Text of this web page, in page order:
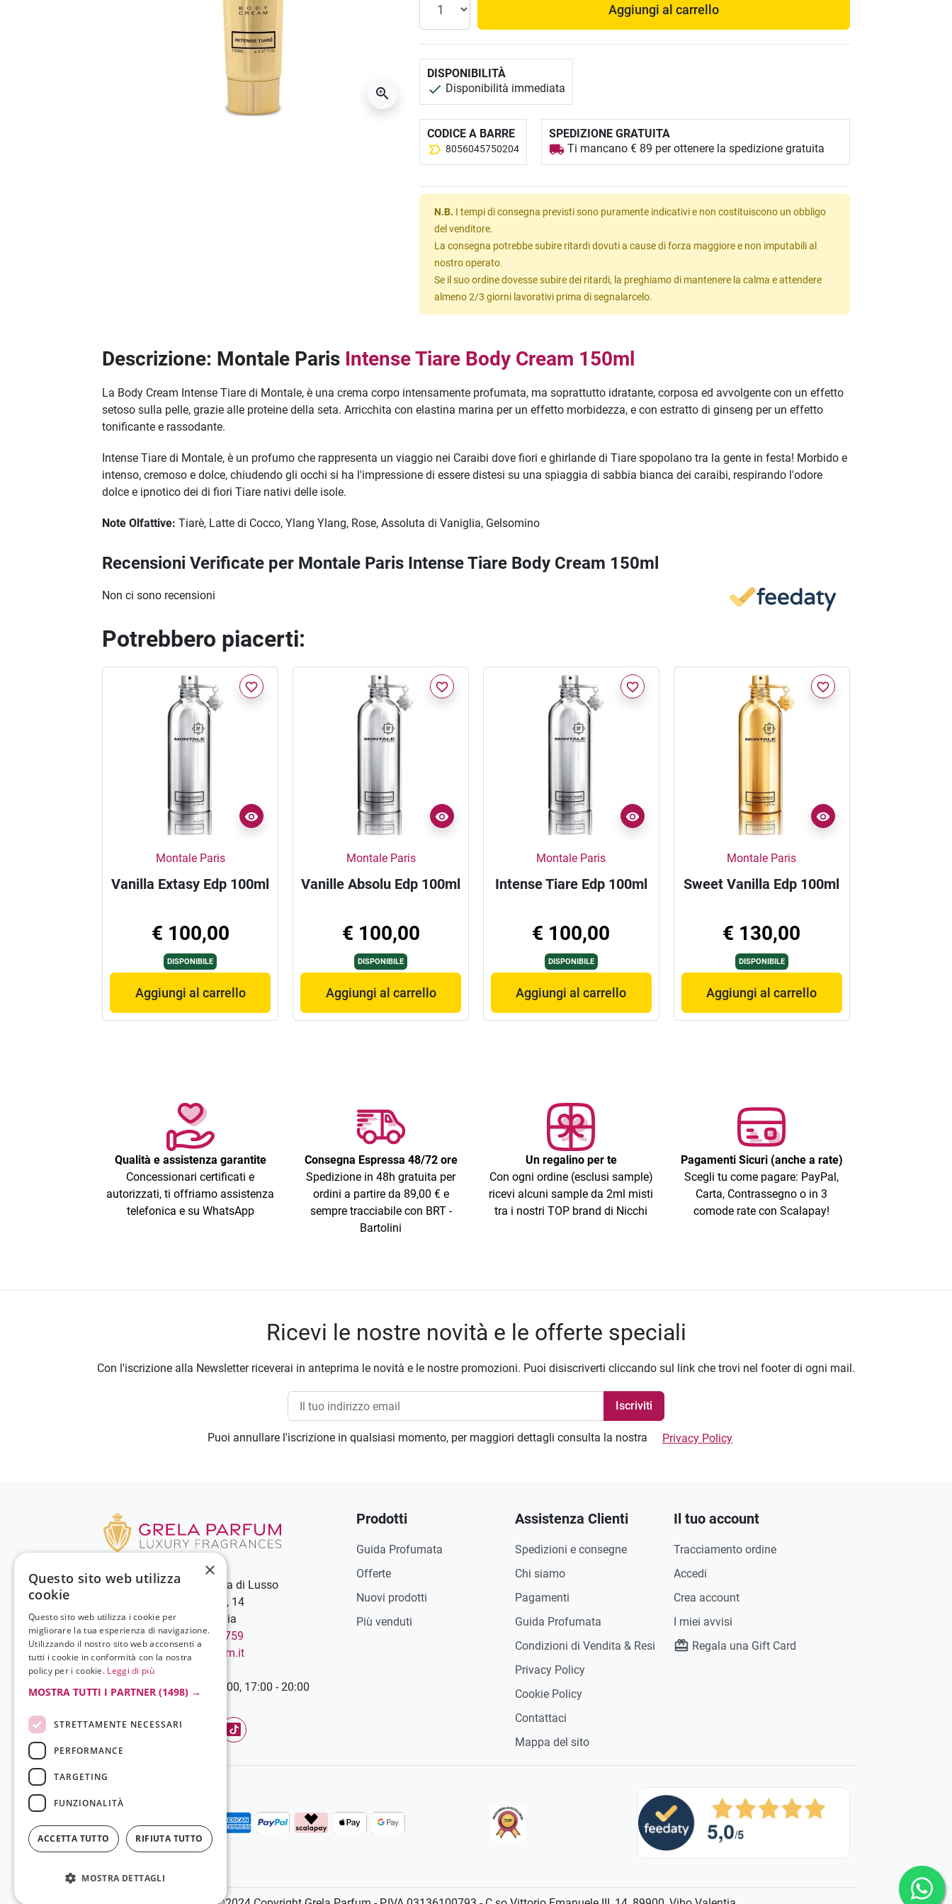
Aggiungi al carrello
DISPONIBILITÀ
Disponibilità immediata
CODICE A BARRE
8056045750204
SPEDIZIONE GRATUITA
Ti mancano € 89 per ottenere la spedizione gratuita
N.B. I tempi di consegna previsti sono puramente indicativi e non costituiscono un obbligo
del venditore.
La consegna potrebbe subire ritardi dovuti a cause di forza maggiore e non imputabili al
nostro operato.
Se il suo ordine dovesse subire dei ritardi, la preghiamo di mantenere la calma e attendere
almeno 2/3 giorni lavorativi prima di segnalarcelo.
Descrizione: Montale Paris Intense Tiare Body Cream 150ml
La Body Cream Intense Tiare di Montale, è una crema corpo intensamente profumata, ma soprattutto idratante, corposa ed avvolgente con un effetto
setoso sulla pelle, grazie alle proteine della seta. Arricchita con elastina marina per un effetto morbidezza, e con estratto di ginseng per un effetto
tonificante e rassodante.
Intense Tiare di Montale, è un profumo che rappresenta un viaggio nei Caraibi dove fiori e ghirlande di Tiare spopolano tra la gente in festa! Morbido e
intenso, cremoso e dolce, chiudendo gli occhi si ha l'impressione di essere distesi su una spiaggia di sabbia bianca dei caraibi, respirando l'odore
dolce e ipnotico dei di fiori Tiare nativi delle isole.
Note Olfattive: Tiarè, Latte di Cocco, Ylang Ylang, Rose, Assoluta di Vaniglia, Gelsomino
Recensioni Verificate per Montale Paris Intense Tiare Body Cream 150ml
Non ci sono recensioni
Potrebbero piacerti:
favorite_border
Montale Paris
Vanilla Extasy Edp 100ml
€ 100,00
DISPONIBILE
Aggiungi al carrello
favorite_border
Montale Paris
Vanille Absolu Edp 100ml
€ 100,00
DISPONIBILE
Aggiungi al carrello
favorite_border
Montale Paris
Intense Tiare Edp 100ml
€ 100,00
DISPONIBILE
Aggiungi al carrello
favorite_border
Montale Paris
Sweet Vanilla Edp 100ml
€ 130,00
DISPONIBILE
Aggiungi al carrello
Qualità e assistenza garantite
Concessionari certificati e
autorizzati, ti offriamo assistenza
telefonica e su WhatsApp
Consegna Espressa 48/72 ore
Spedizione in 48h gratuita per
ordini a partire da 89,00 € e
sempre tracciabile con BRT -
Bartolini
Un regalino per te
Con ogni ordine (esclusi sample)
ricevi alcuni sample da 2ml misti
tra i nostri TOP brand di Nicchi
Pagamenti Sicuri (anche a rate)
Scegli tu come pagare: PayPal,
Carta, Contrassegno o in 3
comode rate con Scalapay!
Ricevi le nostre novità e le offerte speciali
Con l'iscrizione alla Newsletter riceverai in anteprima le novità e le nostre promozioni. Puoi disiscriverti cliccando sul link che trovi nel footer di ogni mail.
Puoi annullare l'iscrizione in qualsiasi momento, per maggiori dettagli consulta la nostra Privacy Policy
Grela Parfum - Profumeria di Lusso
C.so Vittorio Emanuele III, 14
89900 Vibo Valentia - Italia
Chiamaci: +39 0963 544759
Scrivici:info@grelaparfum.it
Orari
Lunedì-Sabato: 9:00 - 13:00, 17:00 - 20:00
Facebook InstagramTikTok
Prodotti
Guida Profumata
Offerte
Nuovi prodotti
Più venduti
Assistenza Clienti
Spedizioni e consegne
Chi siamo
Pagamenti
Guida Profumata
Condizioni di Vendita & Resi
Privacy Policy
Cookie Policy
Contattaci
Mappa del sito
Il tuo account
Tracciamento ordine
Accedi
Crea account
I miei avvisi
Regala una Gift Card
×
Questo sito web utilizza
cookie
Questo sito web utilizza i cookie per
migliorare la tua esperienza di navigazione.
Utilizzando il nostro sito web acconsenti a
tutti i cookie in conformità con la nostra
policy per i cookie. Leggi di più
MOSTRA TUTTI I PARTNER (1498) →
STRETTAMENTE NECESSARI
PERFORMANCE
TARGETING
FUNZIONALITÀ
ACCETTA TUTTO RIFIUTA TUTTO
MOSTRA DETTAGLI